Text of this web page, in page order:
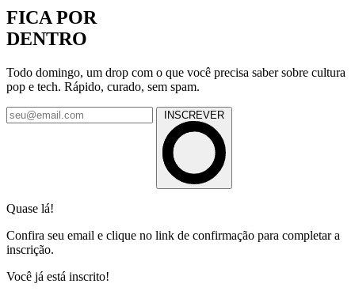
FICA POR
DENTRO
Todo domingo, um drop com o que você precisa saber sobre cultura
pop e tech. Rápido, curado, sem spam.
INSCREVER
Quase lá!
Confira seu email e clique no link de confirmação para completar a
inscrição.
Você já está inscrito!